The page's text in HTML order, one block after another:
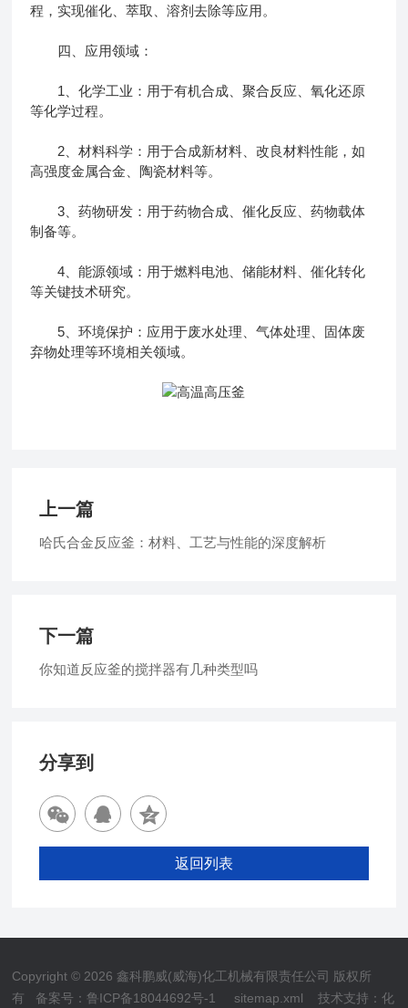
程，实现催化、萃取、溶剂去除等应用。
四、应用领域：
1、化学工业：用于有机合成、聚合反应、氧化还原
等化学过程。
2、材料科学：用于合成新材料、改良材料性能，如
高强度金属合金、陶瓷材料等。
3、药物研发：用于药物合成、催化反应、药物载体
制备等。
4、能源领域：用于燃料电池、储能材料、催化转化
等关键技术研究。
5、环境保护：应用于废水处理、气体处理、固体废
弃物处理等环境相关领域。
上一篇
哈氏合金反应釜：材料、工艺与性能的深度解析
下一篇
你知道反应釜的搅拌器有几种类型吗
分享到
返回列表
Copyright © 2026 鑫科鹏威(威海)化工机械有限责任公司 版权所
有 备案号：鲁ICP备18044692号-1 sitemap.xml 技术支持：化